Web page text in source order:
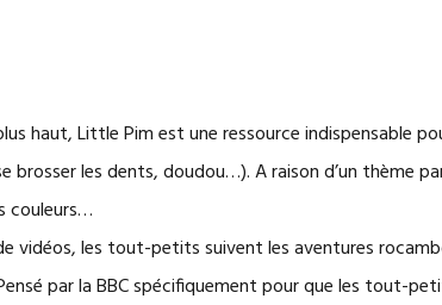
haut, Little Pim est une ressource indispensable
brosser les dents, doudou…). A raison d’un thème
couleurs…
vidéos, les tout-petits suivent les aventures
par la BBC spécifiquement pour que les tout-